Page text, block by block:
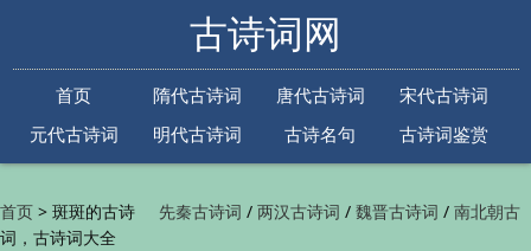
古诗词网
首页 隋代古诗词 唐代古诗词
宋代古诗词
元代古诗词
明代古诗词 古诗名句
古诗词鉴赏
先秦古诗词 /两汉古诗词 /魏晋古诗词 /南北朝古
首页 > 斑斑的古诗
词，古诗词大全